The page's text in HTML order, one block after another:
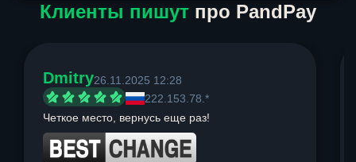
Клиенты пишут про PandPay
Dmitry26.11.2025 12:28
222.153.78.*
Четкое место, вернусь еще раз!